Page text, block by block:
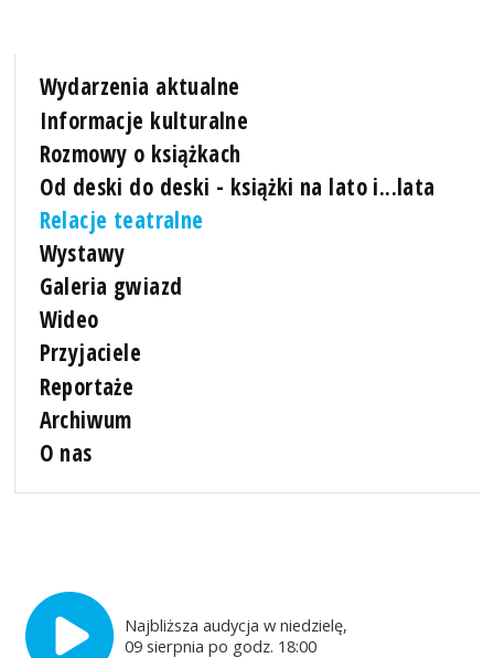
Wydarzenia aktualne
Informacje kulturalne
Rozmowy o książkach
Od deski do deski - książki na lato i...lata
Relacje teatralne
Wystawy
Galeria gwiazd
Wideo
Przyjaciele
Reportaże
Archiwum
O nas
Najbliższa audycja w niedzielę,
09 sierpnia po godz. 18:00